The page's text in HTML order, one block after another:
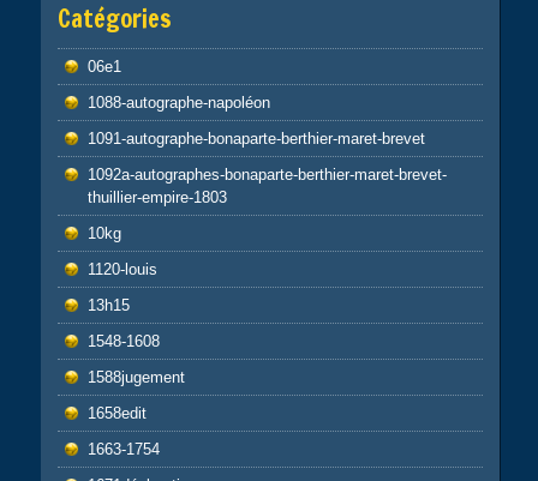
Catégories
06e1
1088-autographe-napoléon
1091-autographe-bonaparte-berthier-maret-brevet
1092a-autographes-bonaparte-berthier-maret-brevet-
thuillier-empire-1803
10kg
1120-louis
13h15
1548-1608
1588jugement
1658edit
1663-1754